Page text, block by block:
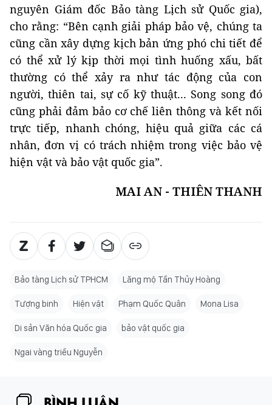
nguyên Giám đốc Bảo tàng Lịch sử Quốc gia),
cho rằng: “Bên cạnh giải pháp bảo vệ, chúng ta
cũng cần xây dựng kịch bản ứng phó chi tiết để
có thể xử lý kịp thời mọi tình huống xấu, bất
thường có thể xảy ra như tác động của con
người, thiên tai, sự cố kỹ thuật... Song song đó
cũng phải đảm bảo cơ chế liên thông và kết nối
trực tiếp, nhanh chóng, hiệu quả giữa các cá
nhân, đơn vị có trách nhiệm trong việc bảo vệ
hiện vật và bảo vật quốc gia”.
MAI AN - THIÊN THANH
Bảo tàng Lịch sử TPHCM Lăng mộ Tần Thủy Hoàng
Tượng binh Hiện vật Phạm Quốc Quân Mona Lisa
Di sản Văn hóa Quốc gia bảo vật quốc gia
Ngai vàng triều Nguyễn